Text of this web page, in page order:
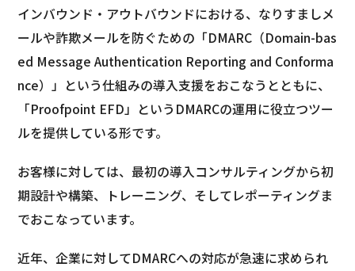
インバウンド・アウトバウンドにおける、なりすましメ
ールや詐欺メールを防ぐための「DMARC（Domain-bas
ed Message Authentication Reporting and Conforma
nce）」という仕組みの導入支援をおこなうとともに、
「Proofpoint EFD」というDMARCの運用に役立つツー
ルを提供している形です。
お客様に対しては、最初の導入コンサルティングから初
期設計や構築、トレーニング、そしてレポーティングま
でおこなっています。
近年、企業に対してDMARCへの対応が急速に求められ